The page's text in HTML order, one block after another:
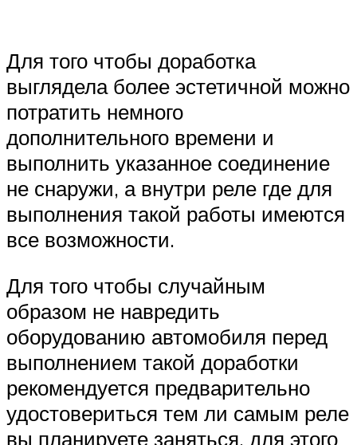
Для того чтобы доработка
выглядела более эстетичной можно
потратить немного
дополнительного времени и
выполнить указанное соединение
не снаружи, а внутри реле где для
выполнения такой работы имеются
все возможности.
Для того чтобы случайным
образом не навредить
оборудованию автомобиля перед
выполнением такой доработки
рекомендуется предварительно
удостовериться тем ли самым реле
вы планируете заняться, для этого